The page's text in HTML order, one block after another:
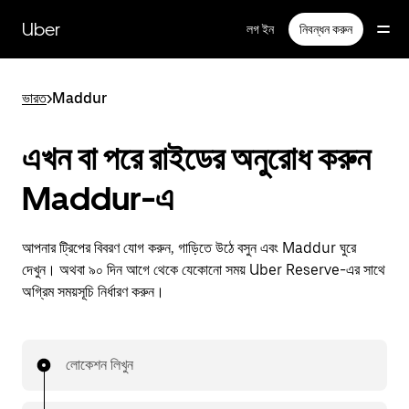
প্রধান
বিষয়সূচিতে
Uber লগ ইন নিবন্ধন করুন
ভারত>Maddur
এখন বা পরে রাইডের অনুরোধ করুন
Maddur-এ
আপনার ট্রিপের বিবরণ যোগ করুন, গাড়িতে উঠে বসুন এবং Maddur ঘুরে
দেখুন। অথবা ৯০ দিন আগে থেকে যেকোনো সময় Uber Reserve-এর সাথে
অগ্রিম সময়সূচি নির্ধারণ করুন।
লোকেশন লিখুন